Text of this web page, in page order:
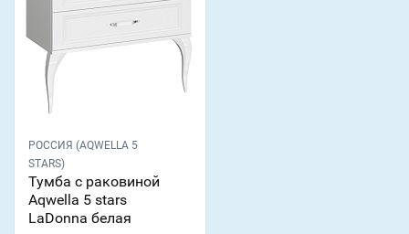
РОССИЯ (AQWELLA 5
STARS)
Тумба с раковиной
Aqwella 5 stars
LaDonna белая